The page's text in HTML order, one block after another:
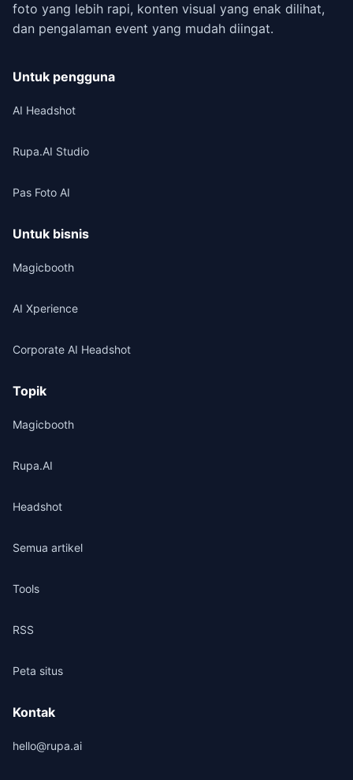
foto yang lebih rapi, konten visual yang enak dilihat,
dan pengalaman event yang mudah diingat.
Untuk pengguna
AI Headshot
Rupa.AI Studio
Pas Foto AI
Untuk bisnis
Magicbooth
AI Xperience
Corporate AI Headshot
Topik
Magicbooth
Rupa.AI
Headshot
Semua artikel
Tools
RSS
Peta situs
Kontak
hello@rupa.ai